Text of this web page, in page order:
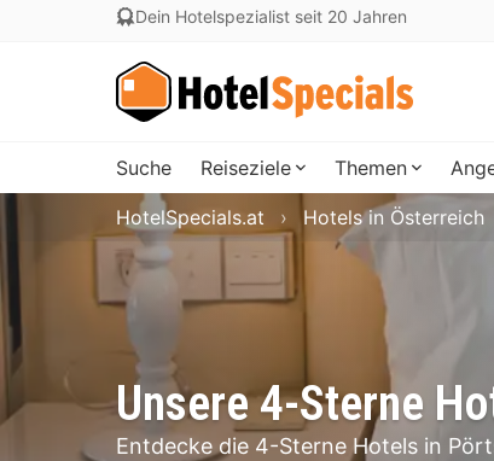
Dein Hotelspezialist seit 20 Jahren
Suche Reiseziele Themen
Unsere 4-Sterne
Entdecke die 4-Sterne Hotels in
HotelSpecials.at Hotels in Österreich